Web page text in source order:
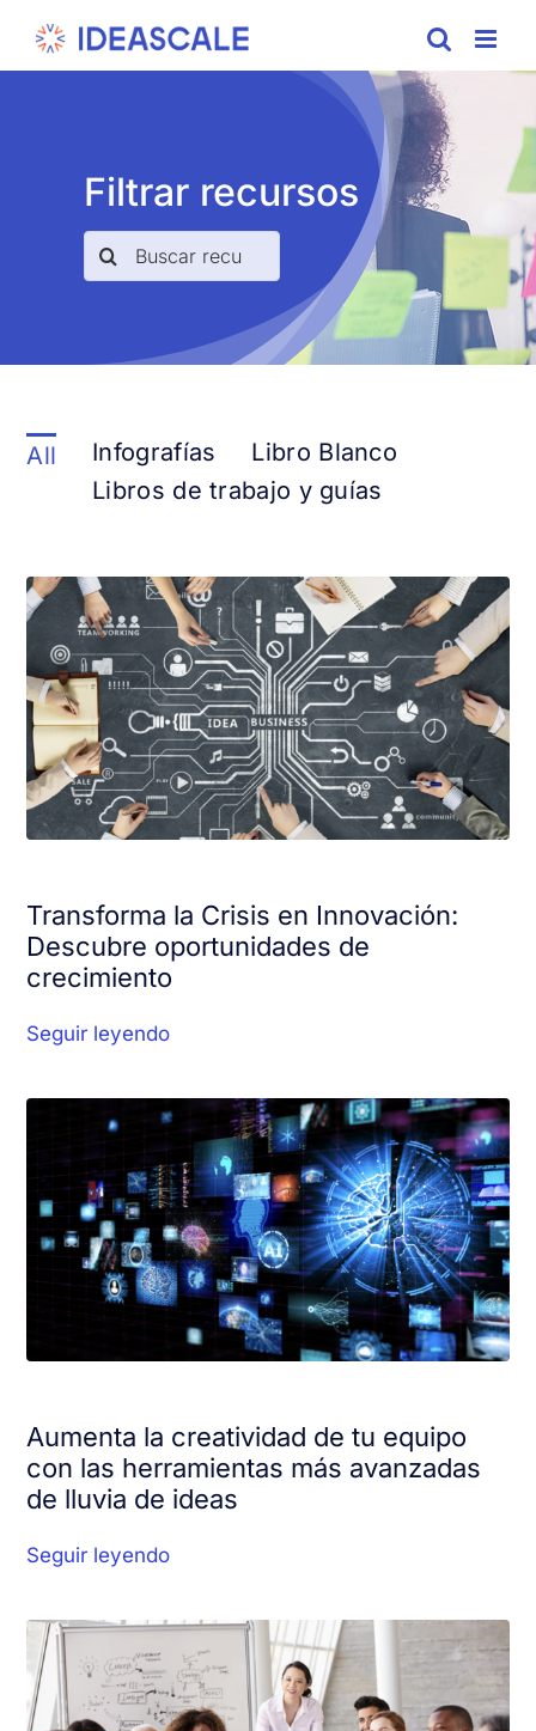
Filtrar recursos
Search
for:
All Infografías
Libro Blanco
Libros de trabajo y guías
Transforma la Crisis en Innovación:
Descubre oportunidades de
crecimiento
Seguir leyendo
Aumenta la creatividad de tu equipo
con las herramientas más avanzadas
de lluvia de ideas
Seguir leyendo